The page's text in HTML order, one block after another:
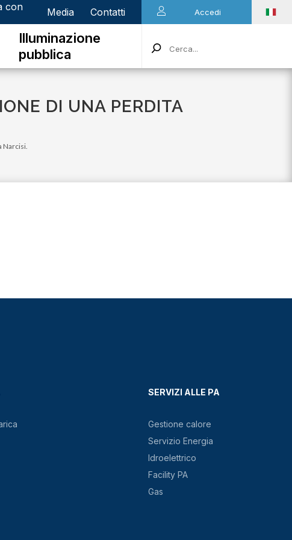
con
Media Contatti Accedi
Illuminazione
pubblica
DI UNA PERDITA
Narcisi.
SERVIZI ALLE PA
Gestione calore
Servizio Energia
Idroelettrico
Facility PA
Gas